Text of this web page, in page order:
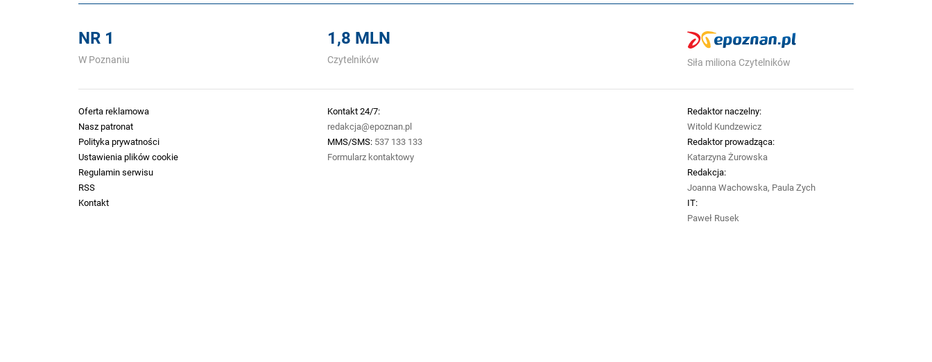
NR 1
W Poznaniu
1,8 MLN
Czytelników Siła miliona Czytelników
Oferta reklamowa
Nasz patronat
Polityka prywatności
Ustawienia plików cookie
Regulamin serwisu
RSS
Kontakt
Kontakt 24/7:
redakcja@epoznan.pl
MMS/SMS: 537 133 133
Formularz kontaktowy
Redaktor naczelny:
Witold Kundzewicz
Redaktor prowadząca:
Katarzyna Żurowska
Redakcja:
Joanna Wachowska, Paula Zych
IT:
Paweł Rusek